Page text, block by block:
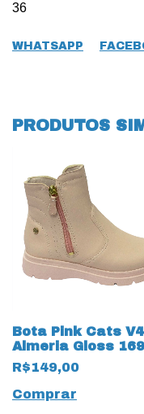
36
WHATSAPP
PRODUTOS
Bota Pink Cats
Almeria Gloss
Rosa
R$149,00
Comprar